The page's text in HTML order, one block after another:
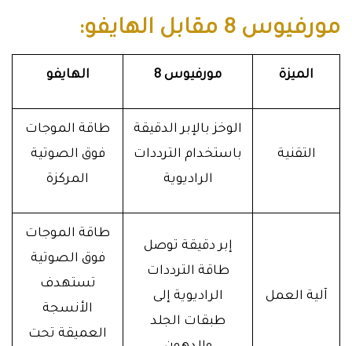
مورفيوس 8 مقابل الهايفو:
الميزة مورفيوس 8 الهايفو
التقنية
الوخز بالإبر الدقيقة
باستخدام الترددات
الراديوية
طاقة الموجات
فوق الصوتية
المركزة
آلية العمل
إبر دقيقة توصل
طاقة الترددات
الراديوية إلى
طبقات الجلد
طاقة الموجات
فوق الصوتية
تستهدف
الأنسجة
العميقة تحت